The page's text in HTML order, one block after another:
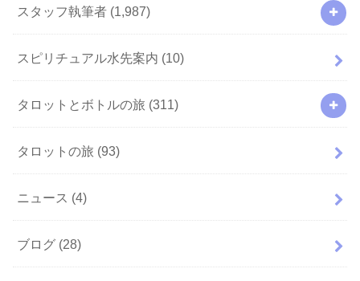
スタッフ執筆者 (1,987)
スピリチュアル水先案内 (10)
タロットとボトルの旅 (311)
タロットの旅 (93)
ニュース (4)
ブログ (28)